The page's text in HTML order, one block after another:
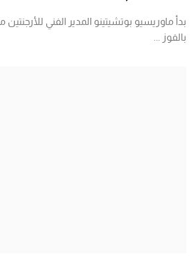
بدأ ماوريسيو بوتشيتينو المدير الفني
بالفوز ...